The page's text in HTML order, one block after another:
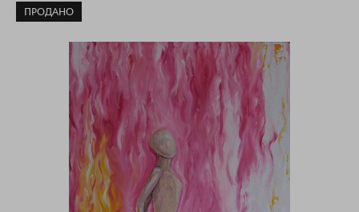
ПРОДАНО